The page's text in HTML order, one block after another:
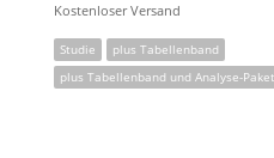
Kostenloser Versand
Studie
plus Tabellenband
plus Tabellenband und Analyse-Paket